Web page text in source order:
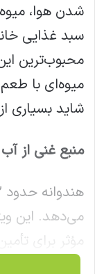
شدن هوا،
سبد غذایی
محبوب‌ترین
میوه‌ای با
شاید بسیاری
منبع غنی از
می‌دهد. این
مؤثر برای
می‌کند و